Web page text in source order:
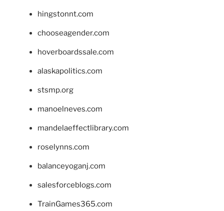
hingstonnt.com
chooseagender.com
hoverboardssale.com
alaskapolitics.com
stsmp.org
manoelneves.com
mandelaeffectlibrary.com
roselynns.com
balanceyoganj.com
salesforceblogs.com
TrainGames365.com